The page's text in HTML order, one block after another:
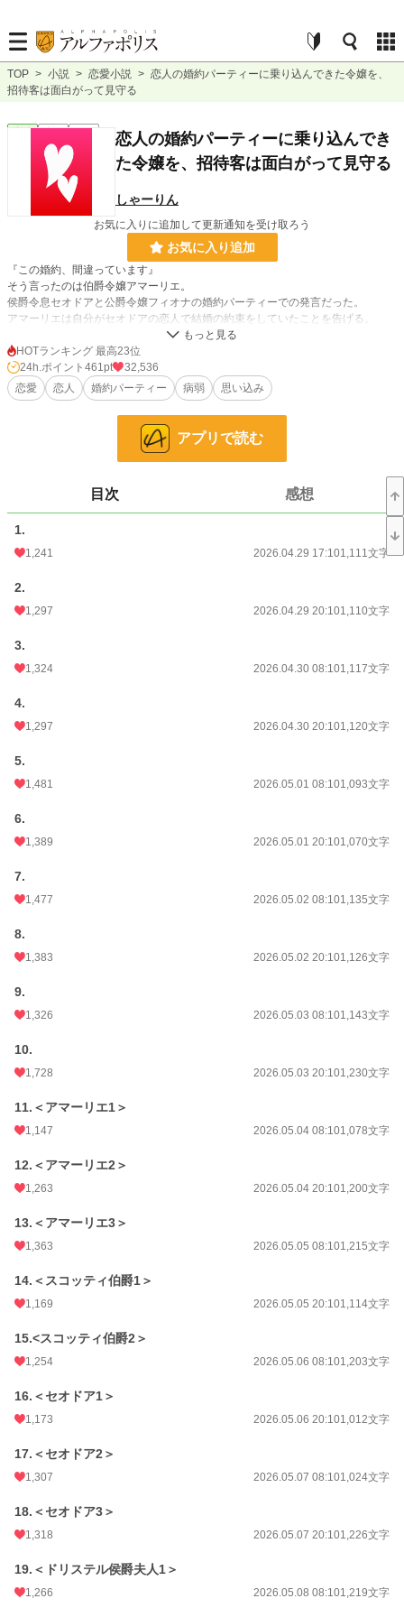
TOP > 小説 > 恋愛小説 > 恋人の婚約パーティーに乗り込んできた令嬢を、
招待客は面白がって見守る
恋愛 完結 短編
恋人の婚約パーティーに乗り込んでき
た令嬢を、招待客は面白がって見守る
しゃーりん
お気に入りに追加して更新通知を受け取ろう
お気に入り追加
『この婚約、間違っています』
そう言ったのは伯爵令嬢アマーリエ。
侯爵令息セオドアと公爵令嬢フィオナの婚約パーティーでの発言だった。
アマーリエは自分がセオドアの恋人で結婚の約束をしていたことを告げる。
そして親友のフィオナもそのことを知っていたという。
愛し合う恋人を引き離して結婚しても二人は幸せにはなれないとアマーリエは彼
らの両親に訴え、周りからも賛同する声が上がり始めた。
セオドアが選ぶのはアマーリエかフィオナかというお話です。
3,067 位 / 228,833 件
1,649 位 / 66,375 件
1,008
24h.ポイント 461 pt
文字数
更新日時
初回公開日時
初回完結日時
週間ポイント
月間ポイント
HOTランキング 最高23位
24h.ポイント 461pt
32,536
恋愛
恋人 婚約パーティー 病弱 思い込み
アプリで読む
目次 感想
1.
1,241 2026.04.29 17:101,111文字
2.
1,297 2026.04.29 20:101,110文字
3.
1,324 2026.04.30 08:101,117文字
4.
1,297 2026.04.30 20:101,120文字
5.
1,481 2026.05.01 08:101,093文字
6.
1,389 2026.05.01 20:101,070文字
7.
1,477 2026.05.02 08:101,135文字
8.
1,383 2026.05.02 20:101,126文字
9.
1,326 2026.05.03 08:101,143文字
10.
1,728 2026.05.03 20:101,230文字
11.＜アマーリエ1＞
1,147 2026.05.04 08:101,078文字
12.＜アマーリエ2＞
1,263 2026.05.04 20:101,200文字
13.＜アマーリエ3＞
1,363 2026.05.05 08:101,215文字
14.＜スコッティ伯爵1＞
1,169 2026.05.05 20:101,114文字
15.<スコッティ伯爵2＞
1,254 2026.05.06 08:101,203文字
16.＜セオドア1＞
1,173 2026.05.06 20:101,012文字
17.＜セオドア2＞
1,307 2026.05.07 08:101,024文字
18.＜セオドア3＞
1,318 2026.05.07 20:101,226文字
19.＜ドリステル侯爵夫人1＞
1,266 2026.05.08 08:101,219文字